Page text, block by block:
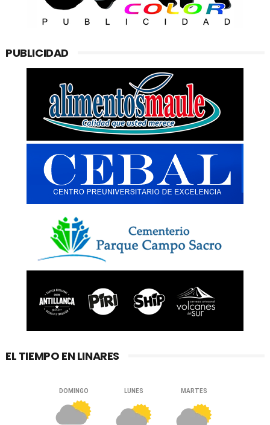
PUBLICIDAD
EL TIEMPO EN LINARES